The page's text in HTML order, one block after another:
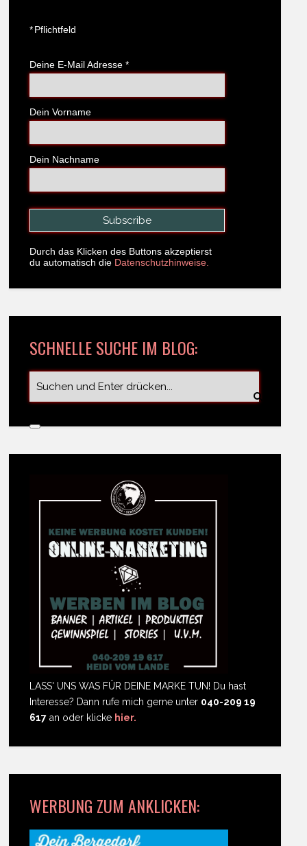
*Pflichtfeld
Deine E-Mail Adresse *
Dein Vorname
Dein Nachname
Durch das Klicken des Buttons akzeptierst
du automatisch die Datenschutzhinweise.
SCHNELLE SUCHE IM BLOG:
LASS' UNS WAS FÜR DEINE MARKE TUN! Du hast
Interesse? Dann rufe mich gerne unter 040-209 19
617 an oder klicke hier.
WERBUNG ZUM ANKLICKEN: